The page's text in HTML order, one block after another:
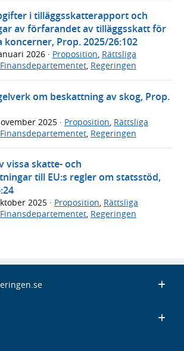
i tilläggsskatterapport och
av förfarandet av tilläggsskatt för
Prop. 2025/26:102
2026 · Proposition, Rättsliga
Finansdepartementet, Regeringen
om beskattning av skog, Prop.
2025 · Proposition Rättsliga
Finansdepartementet Regeringen
vissa skatte- och
till EU:s regler om statsstöd,
2025 · Proposition, Rättsliga
Finansdepartementet, Regeringen